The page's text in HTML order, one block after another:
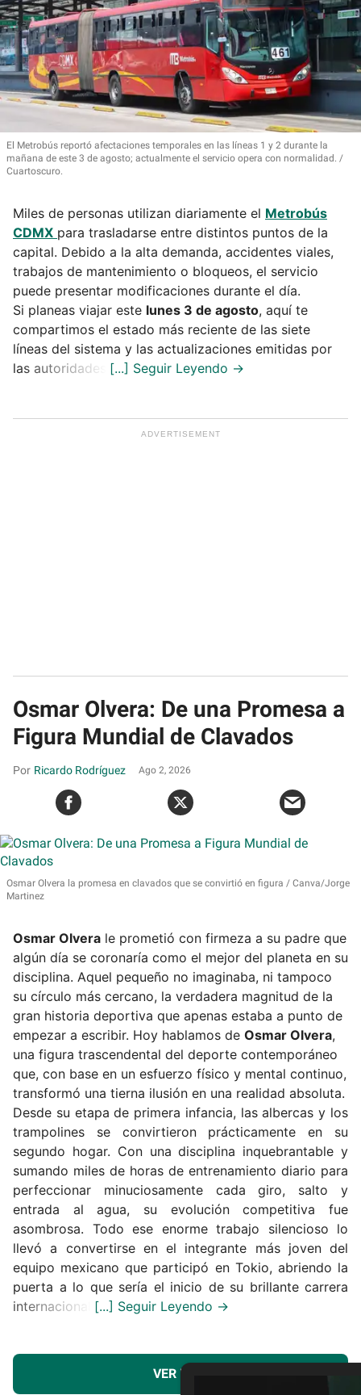
El Metrobús reportó afectaciones temporales en las líneas 1 y 2 durante la
mañana de este 3 de agosto; actualmente el servicio opera con normalidad.
Cuartoscuro.
Miles de personas utilizan diariamente el Metrobús
CDMX para trasladarse entre distintos puntos de la
capital. Debido a la alta demanda, accidentes viales,
trabajos de mantenimiento o bloqueos, el servicio
puede presentar modificaciones durante el día.
Si planeas viajar este lunes 3 de agosto, aquí te
compartimos el estado más reciente de las siete
líneas del sistema y las actualizaciones emitidas por
las autoridades.
Osmar Olvera: De una Promesa a
Figura Mundial de Clavados
Ricardo Rodríguez Ago 2, 2026
Osmar Olvera la promesa en clavados que se convirtió en figura
Canva/Jorge
Martinez
Osmar Olvera le prometió con firmeza a su padre que
algún día se coronaría como el mejor del planeta en su
disciplina. Aquel pequeño no imaginaba, ni tampoco
su círculo más cercano, la verdadera magnitud de la
gran historia deportiva que apenas estaba a punto de
empezar a escribir. Hoy hablamos de Osmar Olvera,
una figura trascendental del deporte contemporáneo
que, con base en un esfuerzo físico y mental continuo,
transformó una tierna ilusión en una realidad absoluta.
Desde su etapa de primera infancia, las albercas y los
trampolines se convirtieron prácticamente en su
segundo hogar. Con una disciplina inquebrantable y
sumando miles de horas de entrenamiento diario para
perfeccionar minuciosamente cada giro, salto y
entrada al agua, su evolución competitiva fue
asombrosa. Todo ese enorme trabajo silencioso lo
llevó a convertirse en el integrante más joven del
equipo mexicano que participó en Tokio, abriendo la
puerta a lo que sería el inicio de su brillante carrera
internacional.
VER MÁS